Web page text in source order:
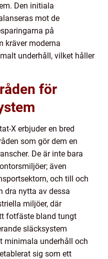
Den initiala
mot de
på
kräver moderna
underhåll, vilket håller
för
X erbjuder en bred
som gör dem en
De är inte bara
även
och till och
dra nytta av dessa
miljöer, där
fotfäste bland tungt
släcksystem
minimala underhåll och
sig som ett